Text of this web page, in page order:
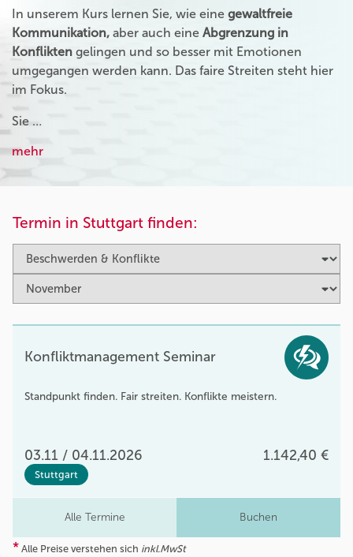
In unserem Kurs lernen Sie, wie eine gewaltfreie
Kommunikation, aber auch eine Abgrenzung in
Konflikten gelingen und so besser mit Emotionen
umgegangen werden kann. Das faire Streiten steht hier
im Fokus.
Sie …
mehr
Termin in Stuttgart finden:
Konfliktmanagement Seminar
Standpunkt finden. Fair streiten. Konflikte meistern.
03.11 / 04.11.2026 1.142,40 €
Stuttgart
Alle Termine Buchen
* Alle Preise verstehen sich inkl.MwSt